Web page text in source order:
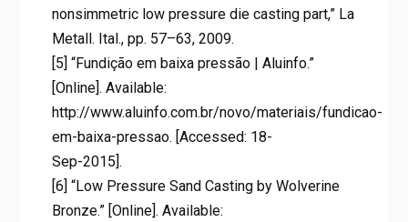
nonsimmetric low pressure die casting part,” La
Metall. Ital., pp. 57–63, 2009.
[5] “Fundição em baixa pressão | Aluinfo.”
[Online]. Available:
http://www.aluinfo.com.br/novo/materiais/fundicao-
em-baixa-pressao. [Accessed: 18-
Sep-2015].
[6] “Low Pressure Sand Casting by Wolverine
Bronze.” [Online]. Available: